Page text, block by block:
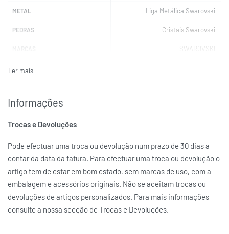
METAL Liga Metálica Swarovski
PEDRAS Cristais Swarovski
SWAROVSKI
Informações
Trocas e Devoluções
Pode efectuar uma troca ou devolução num prazo de 30 dias a
contar da data da fatura. Para efectuar uma troca ou devolução o
artigo tem de estar em bom estado, sem marcas de uso, com a
embalagem e acessórios originais. Não se aceitam trocas ou
devoluções de artigos personalizados. Para mais informações
consulte a nossa secção de Trocas e Devoluções.